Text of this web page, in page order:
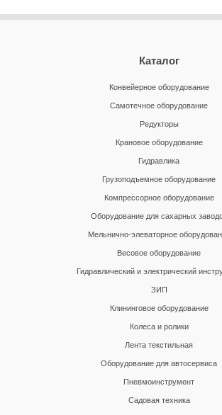
Каталог
Конвейерное оборудование
Самотечное оборудование
Редукторы
Крановое оборудование
Гидравлика
Грузоподъемное оборудование
Компрессорное оборудование
Оборудование для сахарных
Мельнично-элеваторное
Весовое оборудование
Гидравлический и электрический
ЗИП
Клининговое оборудование
Колеса и ролики
Лента текстильная
Оборудование для автосервиса
Пневмоинструмент
Садовая техника